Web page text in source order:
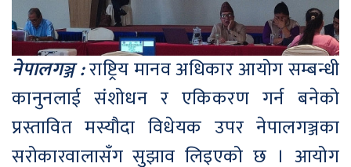
नेपालगञ्ज :राष्ट्रिय मानव अधिकार आयोग सम्बन्धी
कानुनलाई संशोधन र एकिकरण गर्न बनेको
प्रस्तावित मस्यौदा विधेयक उपर नेपालगञ्जका
सरोकारवालासँग सुझाव लिइएको छ । आयोग